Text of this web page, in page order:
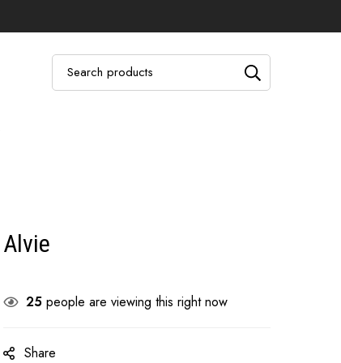
Alvie
25 people are viewing this right now
Share